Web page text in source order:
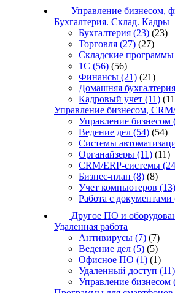
Управление бизнесом,
Бухгалтерия. Склад. Кадры
Бухгалтерия (23) (23)
Торговля (27) (27)
Складские программы
1С (56) (56)
Финансы (21) (21)
Домашняя бухгалтерия
Кадровый учет (11)
Управление бизнесом,
Управление бизнесом
Ведение дел (54) (54)
Системы
Органайзеры (11) (11)
CRM/ERP-системы
Бизнес-план (8) (8)
Учет компьютеров (13)
Работа с документами
Другое ПО и
Удаленная работа
Антивирусы (7) (7)
Ведение дел (5) (5)
Офисное ПО (1) (1)
Удаленный доступ (11)
Управление бизнесом